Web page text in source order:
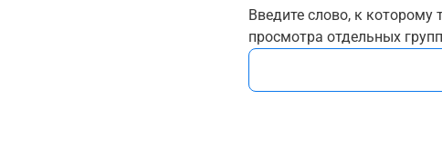
Введите слово, к которому
просмотра отдельных